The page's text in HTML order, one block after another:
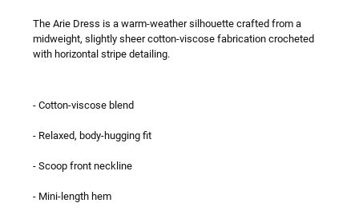
The Arie Dress is a warm-weather silhouette crafted from a
midweight, slightly sheer cotton-viscose fabrication crocheted
with horizontal stripe detailing.
- Cotton-viscose blend
- Relaxed, body-hugging fit
- Scoop front neckline
- Mini-length hem